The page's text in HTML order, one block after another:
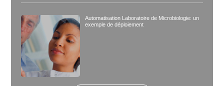
Automatisation Laboratoire de Microbiologie: un
exemple de déploiement